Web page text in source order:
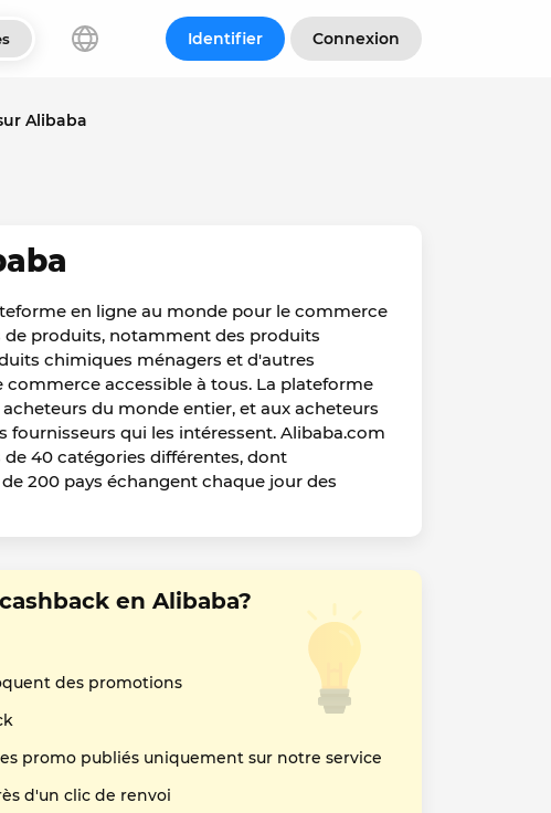
Identifier Connexion
Alibaba
en ligne au monde pour le commerce
de produits, notamment des produits
chimiques ménagers et d'autres
accessible à tous. La plateforme
du monde entier, et aux acheteurs
qui les intéressent. Alibaba.com
40 catégories différentes, dont
200 pays échangent chaque jour des
en Alibaba?
des promotions
promo publiés uniquement sur notre service
d'un clic de renvoi